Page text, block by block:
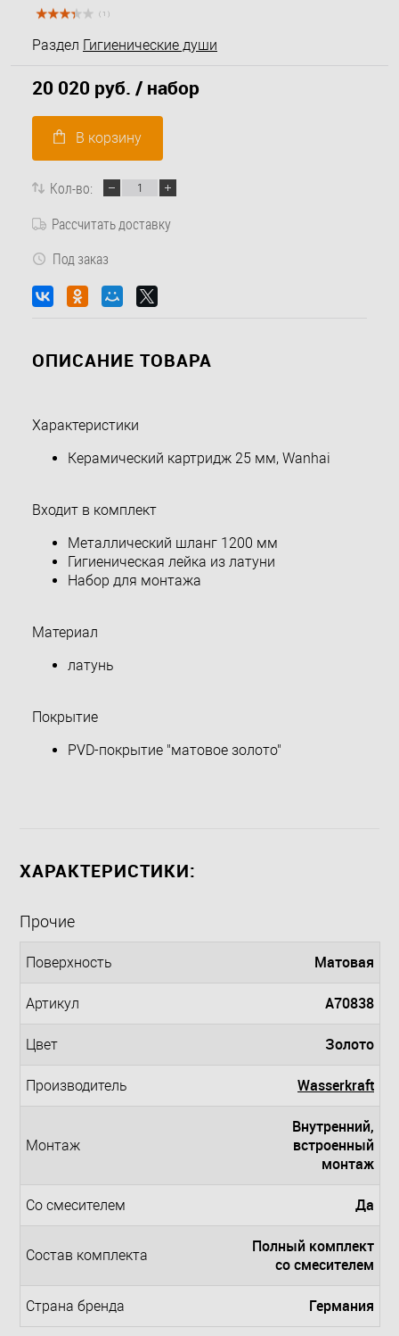
( 1 )
Раздел Гигиенические души
20 020 руб. / набор
В корзину
Кол-во:
Рассчитать доставку
Под заказ
ОПИСАНИЕ ТОВАРА
Характеристики
Керамический картридж 25 мм, Wanhai
Входит в комплект
Металлический шланг 1200 мм
Гигиеническая лейка из латуни
Набор для монтажа
Материал
латунь
Покрытие
PVD-покрытие "матовое золото"
ХАРАКТЕРИСТИКИ:
Прочие
Поверхность Матовая
Артикул A70838
Цвет Золото
Производитель Wasserkraft
Монтаж
Внутренний,
встроенный
монтаж
Со смесителем Да
Состав комплекта
Полный комплект
со смесителем
Страна бренда Германия